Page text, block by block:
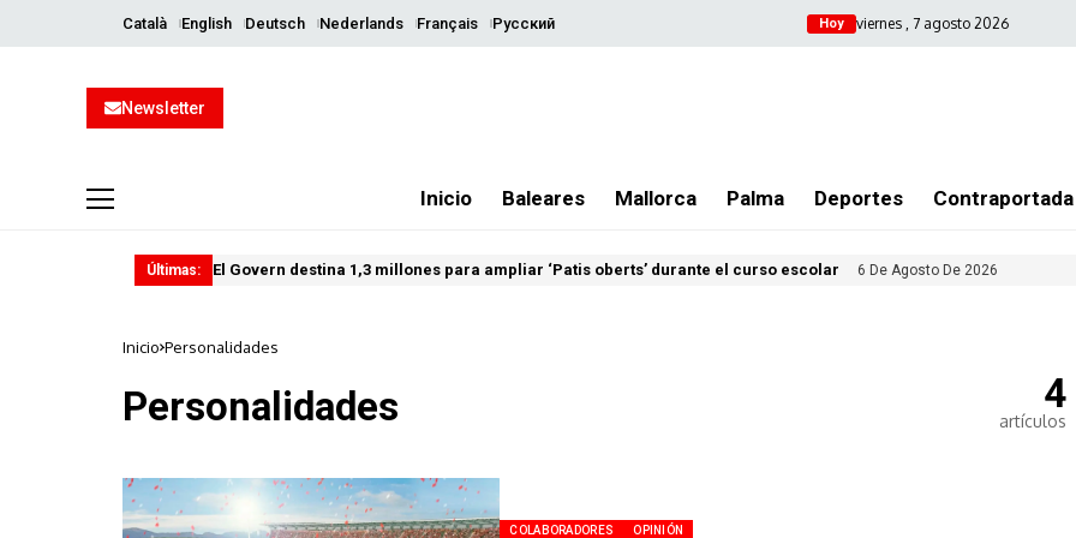
Català English Deutsch Nederlands Français Русский Hoy viernes , 7 agosto 2026
Newsletter
Inicio Baleares Mallorca Palma Deportes Contraportada
Últimas: El Govern destina 1,3 millones para ampliar ‘Patis oberts’ durante el curso escolar 6 De Agosto De 2026
Inicio Personalidades
Personalidades 4
artículos
COLABORADORES OPINIÓN